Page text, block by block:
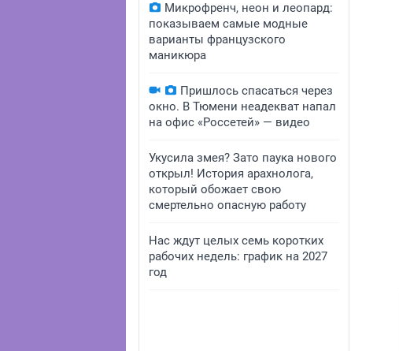
Микрофренч, неон и леопард:
показываем самые модные
варианты французского
маникюра
Пришлось спасаться через
окно. В Тюмени неадекват напал
на офис «Россетей» — видео
Укусила змея? Зато паука нового
открыл! История арахнолога,
который обожает свою
смертельно опасную работу
Нас ждут целых семь коротких
рабочих недель: график на 2027
год